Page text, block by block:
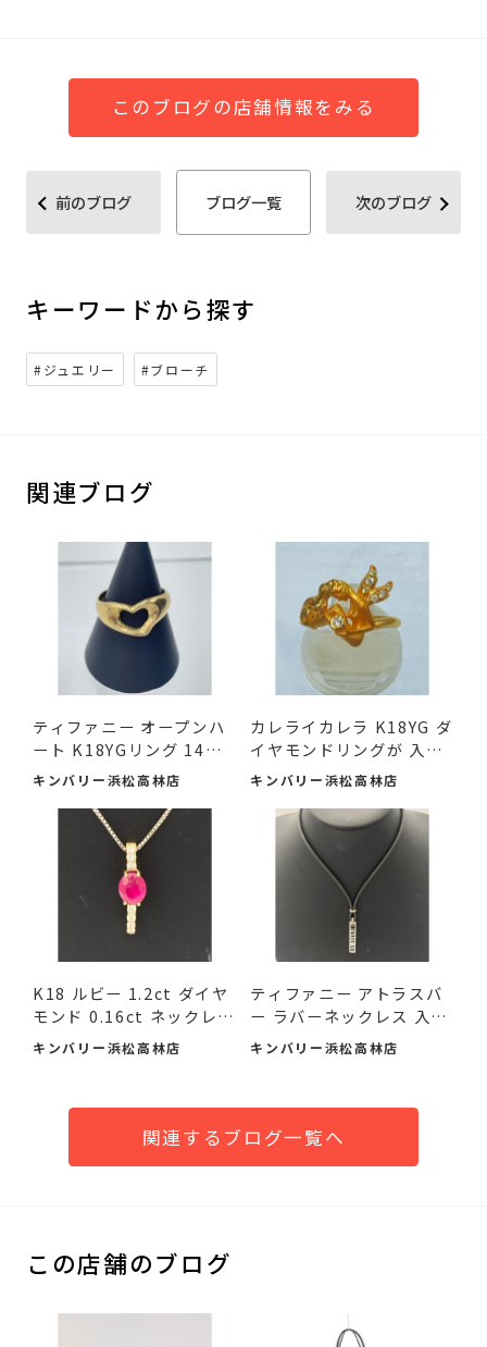
このブログの店舗情報をみる
前のブログ ブログ一覧 次のブログ
キーワードから探す
#ジュエリー #ブローチ
関連ブログ
ティファニー オープンハ
ート K18YGリング 14号
が ...
キンバリー浜松高林店
カレライカレラ K18YG ダ
イヤモンドリングが 入
荷...
キンバリー浜松高林店
K18 ルビー 1.2ct ダイヤ
モンド 0.16ct ネックレ
ス...
キンバリー浜松高林店
ティファニー アトラスバ
ー ラバーネックレス 入
荷...
キンバリー浜松高林店
関連するブログ一覧へ
この店舗のブログ